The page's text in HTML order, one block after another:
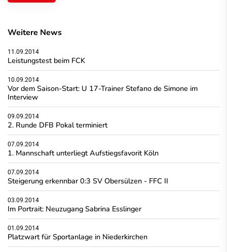
Weitere News
11.09.2014
Leistungstest beim FCK
10.09.2014
Vor dem Saison-Start: U 17-Trainer Stefano de Simone im
Interview
09.09.2014
2. Runde DFB Pokal terminiert
07.09.2014
1. Mannschaft unterliegt Aufstiegsfavorit Köln
07.09.2014
Steigerung erkennbar 0:3 SV Obersülzen - FFC II
03.09.2014
Im Portrait: Neuzugang Sabrina Esslinger
01.09.2014
Platzwart für Sportanlage in Niederkirchen